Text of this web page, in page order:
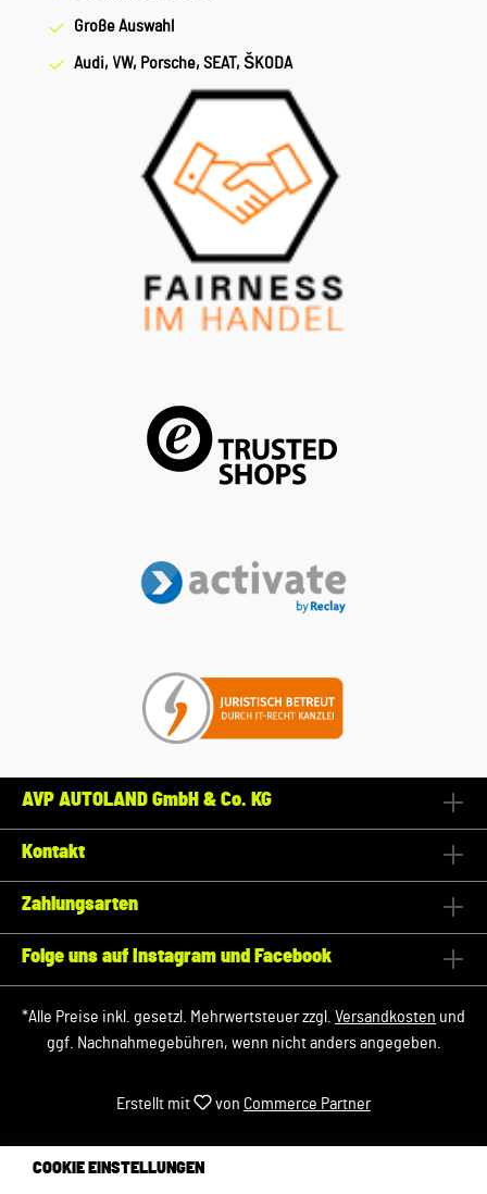
Große Auswahl
Audi, VW, Porsche, SEAT, ŠKODA
AVP AUTOLAND GmbH & Co. KG
Kontakt
Zahlungsarten
Folge uns auf Instagram und Facebook
*Alle Preise inkl. gesetzl. Mehrwertsteuer zzgl. Versandkosten und
ggf. Nachnahmegebühren, wenn nicht anders angegeben.
Erstellt mit von Commerce Partner
COOKIE EINSTELLUNGEN